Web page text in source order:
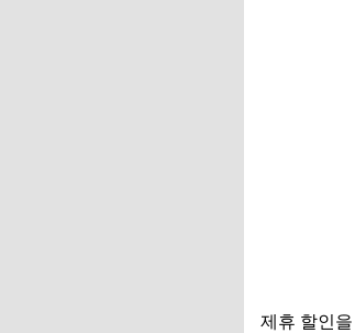
제휴 할인